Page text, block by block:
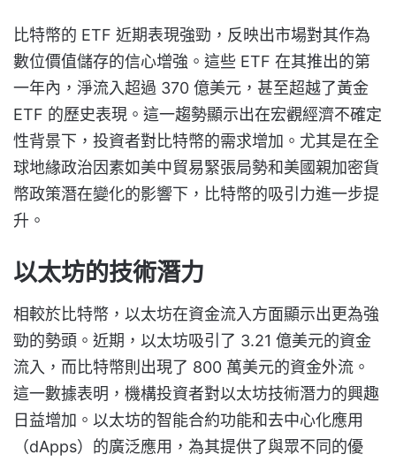
比特幣的 ETF 近期表現強勁，反映出市場對其作為
數位價值儲存的信心增強。這些 ETF 在其推出的第
一年內，淨流入超過 370 億美元，甚至超越了黃金
ETF 的歷史表現。這一趨勢顯示出在宏觀經濟不確定
性背景下，投資者對比特幣的需求增加。尤其是在全
球地緣政治因素如美中貿易緊張局勢和美國親加密貨
幣政策潛在變化的影響下，比特幣的吸引力進一步提
升。
以太坊的技術潛力
相較於比特幣，以太坊在資金流入方面顯示出更為強
勁的勢頭。近期，以太坊吸引了 3.21 億美元的資金
流入，而比特幣則出現了 800 萬美元的資金外流。
這一數據表明，機構投資者對以太坊技術潛力的興趣
日益增加。以太坊的智能合約功能和去中心化應用
（dApps）的廣泛應用，為其提供了與眾不同的優